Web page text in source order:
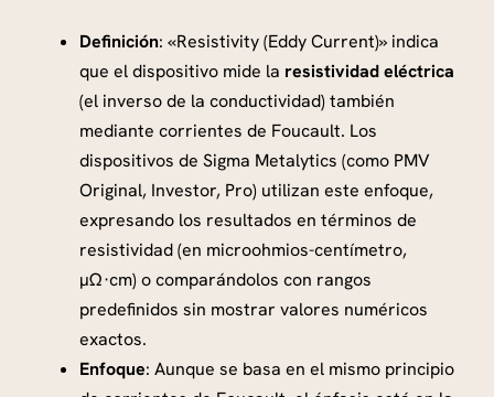
Definición: «Resistivity (Eddy Current)» indica
que el dispositivo mide la resistividad eléctrica
(el inverso de la conductividad) también
mediante corrientes de Foucault. Los
dispositivos de Sigma Metalytics (como PMV
Original, Investor, Pro) utilizan este enfoque,
expresando los resultados en términos de
resistividad (en microohmios-centímetro,
µΩ·cm) o comparándolos con rangos
predefinidos sin mostrar valores numéricos
exactos.
Enfoque: Aunque se basa en el mismo principio